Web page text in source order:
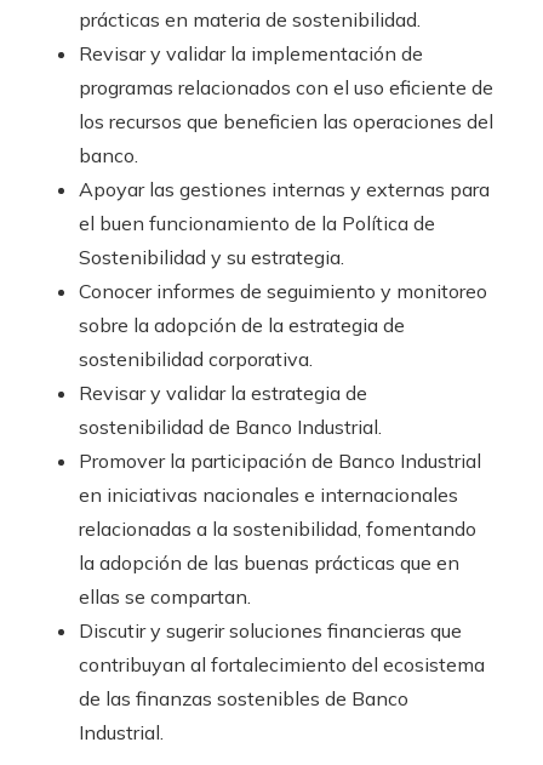
prácticas en materia de sostenibilidad.
Revisar y validar la implementación de
programas relacionados con el uso eficiente de
los recursos que beneficien las operaciones del
banco.
Apoyar las gestiones internas y externas para
el buen funcionamiento de la Política de
Sostenibilidad y su estrategia.
Conocer informes de seguimiento y monitoreo
sobre la adopción de la estrategia de
sostenibilidad corporativa.
Revisar y validar la estrategia de
sostenibilidad de Banco Industrial.
Promover la participación de Banco Industrial
en iniciativas nacionales e internacionales
relacionadas a la sostenibilidad, fomentando
la adopción de las buenas prácticas que en
ellas se compartan.
Discutir y sugerir soluciones financieras que
contribuyan al fortalecimiento del ecosistema
de las finanzas sostenibles de Banco
Industrial.